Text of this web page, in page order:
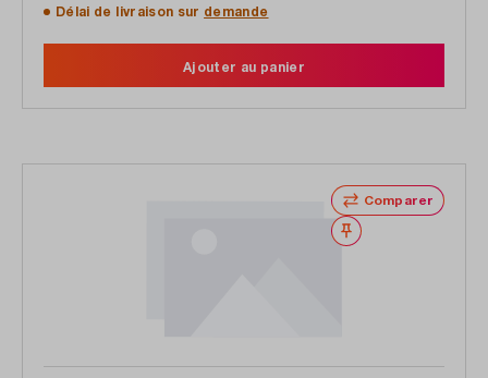
Délai de livraison sur demande
Ajouter au panier
Comparer
Noter